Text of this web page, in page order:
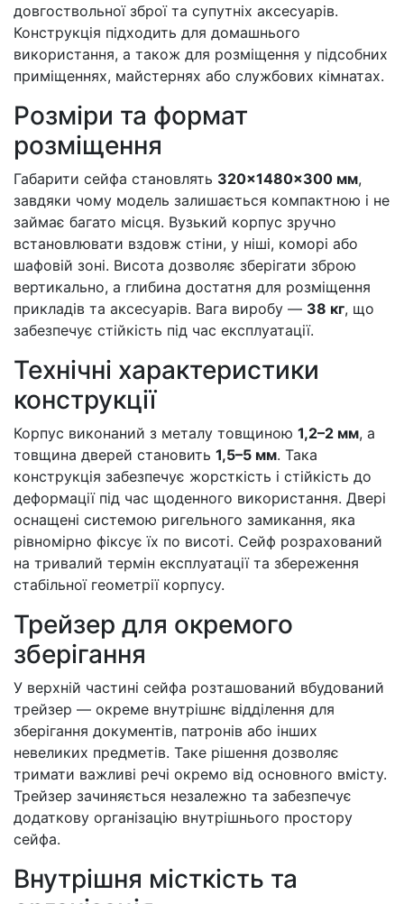
довгоствольної зброї та супутніх аксесуарів.
Конструкція підходить для домашнього
використання, а також для розміщення у підсобних
приміщеннях, майстернях або службових кімнатах.
Розміри та формат
розміщення
Габарити сейфа становлять 320×1480×300 мм,
завдяки чому модель залишається компактною і не
займає багато місця. Вузький корпус зручно
встановлювати вздовж стіни, у ніші, коморі або
шафовій зоні. Висота дозволяє зберігати зброю
вертикально, а глибина достатня для розміщення
прикладів та аксесуарів. Вага виробу — 38 кг, що
забезпечує стійкість під час експлуатації.
Технічні характеристики
конструкції
Корпус виконаний з металу товщиною 1,2–2 мм, а
товщина дверей становить 1,5–5 мм. Така
конструкція забезпечує жорсткість і стійкість до
деформації під час щоденного використання. Двері
оснащені системою ригельного замикання, яка
рівномірно фіксує їх по висоті. Сейф розрахований
на тривалий термін експлуатації та збереження
стабільної геометрії корпусу.
Трейзер для окремого
зберігання
У верхній частині сейфа розташований вбудований
трейзер — окреме внутрішнє відділення для
зберігання документів, патронів або інших
невеликих предметів. Таке рішення дозволяє
тримати важливі речі окремо від основного вмісту.
Трейзер зачиняється незалежно та забезпечує
додаткову організацію внутрішнього простору
сейфа.
Внутрішня місткість та